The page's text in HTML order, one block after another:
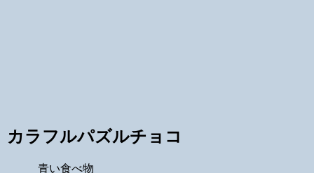
カラフルパズルチョコ
青い食べ物